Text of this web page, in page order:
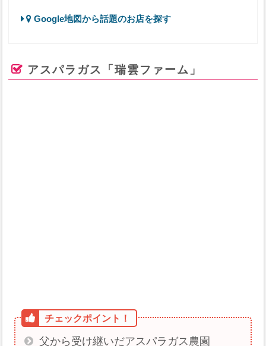
Google地図から話題のお店を探す
アスパラガス「瑞雲ファーム」
父から受け継いだアスパラガス農園